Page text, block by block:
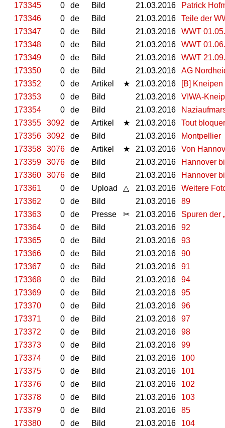
173345
0 de Bild 21.03.2016
Patrick
173346
0 de Bild 21.03.2016
Teile der
173347
0 de Bild 21.03.2016
WWT
173348
0 de Bild 21.03.2016
WWT
173349
0 de Bild 21.03.2016
WWT
173350
0 de Bild 21.03.2016
AG
173352
0 de Artikel ★ 21.03.2016
[B]
173353
0 de Bild 21.03.2016
VIWA-
173354
0 de Bild 21.03.2016
173355
3092 de Artikel ★ 21.03.2016
Tout
173356
3092 de Bild 21.03.2016
Montpellier
173358
3076 de Artikel ★ 21.03.2016
Von
173359
3076 de Bild 21.03.2016
Hannover
173360
3076 de Bild 21.03.2016
Hannover
173361
0 de Upload △ 21.03.2016
Weitere
173362
0 de Bild 21.03.2016
89
173363
0 de Presse ✂ 21.03.2016
Spuren der
173364
0 de Bild 21.03.2016
92
173365
0 de Bild 21.03.2016
93
173366
0 de Bild 21.03.2016
90
173367
0 de Bild 21.03.2016
91
173368
0 de Bild 21.03.2016
94
173369
0 de Bild 21.03.2016
95
173370
0 de Bild 21.03.2016
96
173371
0 de Bild 21.03.2016
97
173372
0 de Bild 21.03.2016
98
173373
0 de Bild 21.03.2016
99
173374
0 de Bild 21.03.2016
100
173375
0 de Bild 21.03.2016
101
173376
0 de Bild 21.03.2016
102
173378
0 de Bild 21.03.2016
103
173379
0 de Bild 21.03.2016
85
173380
0 de Bild 21.03.2016
104